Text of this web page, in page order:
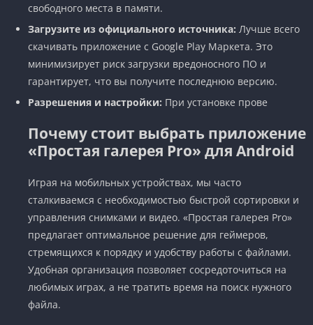
свободного места в памяти.
Загрузите из официального источника: Лучше всего
скачивать приложение с Google Play Маркета. Это
минимизирует риск загрузки вредоносного ПО и
гарантирует, что вы получите последнюю версию.
Разрешения и настройки: При установке прове
Почему стоит выбрать приложение
«Простая галерея Pro» для Android
Играя на мобильных устройствах, мы часто
сталкиваемся с необходимостью быстрой сортировки и
управления снимками и видео. «Простая галерея Pro»
предлагает оптимальное решение для геймеров,
стремящихся к порядку и удобству работы с файлами.
Удобная организация позволяет сосредоточиться на
любимых играх, а не тратить время на поиск нужного
файла.